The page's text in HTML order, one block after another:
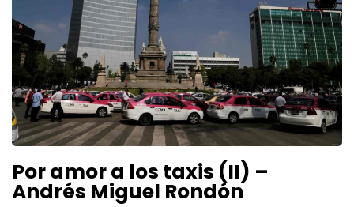
Por amor a los taxis (II) –
Andrés Miguel Rondón